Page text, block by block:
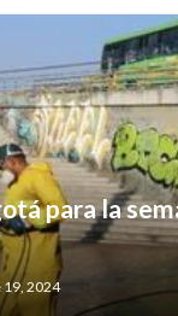
para la
2024